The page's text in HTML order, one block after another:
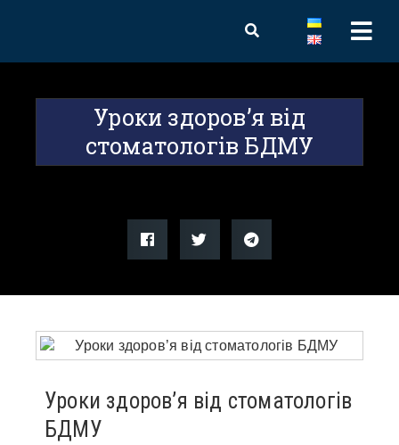
Уроки здоров’я від
стоматологів БДМУ
Уроки здоров’я від стоматологів
БДМУ